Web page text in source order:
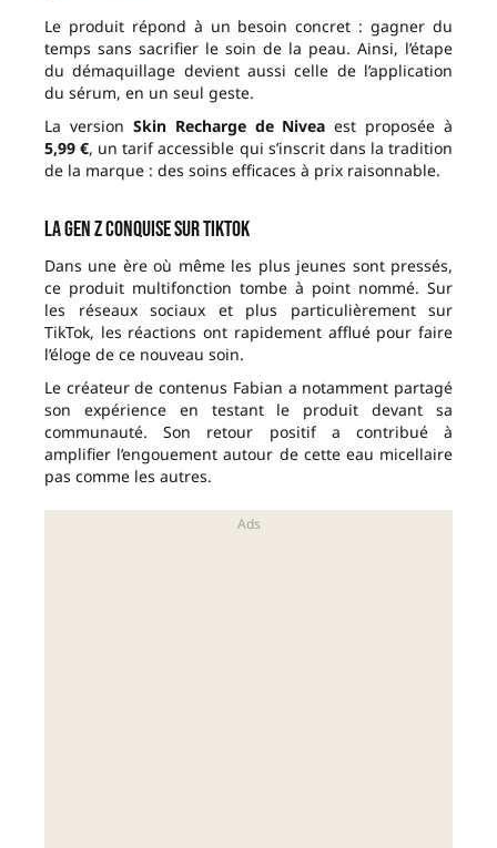
Le produit répond à un besoin concret : gagner du
temps sans sacrifier le soin de la peau. Ainsi, l’étape
du démaquillage devient aussi celle de l’application
du sérum, en un seul geste.
La version Skin Recharge de Nivea est proposée à
5,99 €, un tarif accessible qui s’inscrit dans la tradition
de la marque : des soins efficaces à prix raisonnable.
La Gen Z conquise sur TikTok
Dans une ère où même les plus jeunes sont pressés,
ce produit multifonction tombe à point nommé. Sur
les réseaux sociaux et plus particulièrement sur
TikTok, les réactions ont rapidement afflué pour faire
l’éloge de ce nouveau soin.
Le créateur de contenus Fabian a notamment partagé
son expérience en testant le produit devant sa
communauté. Son retour positif a contribué à
amplifier l’engouement autour de cette eau micellaire
pas comme les autres.